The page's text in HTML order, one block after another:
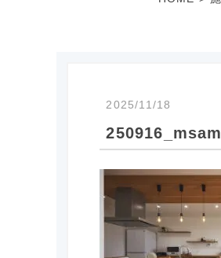
2025/11/18